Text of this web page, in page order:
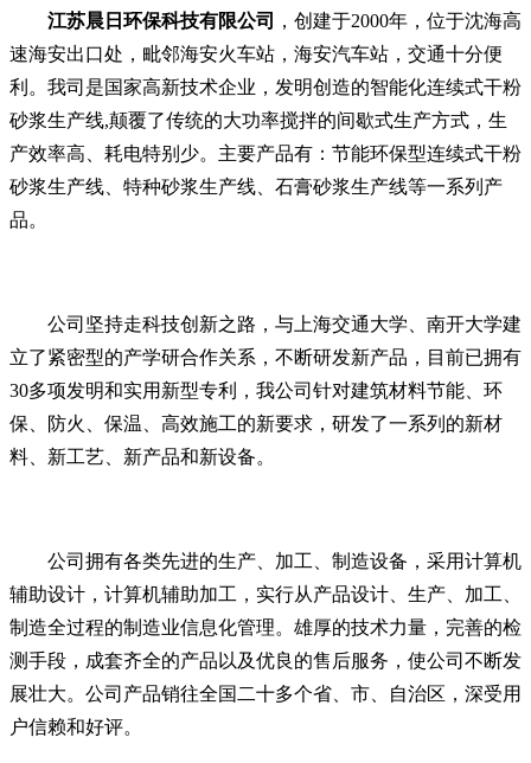
江苏晨日环保科技有限公司
，创建于2000年，位于沈海高
速海安出口处，毗邻海安火车站，海安汽车站，交通十分便
利。我司是国家高新技术企业，发明创造的智能化连续式干粉
砂浆生产线,颠覆了传统的大功率搅拌的间歇式生产方式，生
产效率高、耗电特别少。主要产品有：节能环保型连续式干粉
砂浆生产线、特种砂浆生产线、石膏砂浆生产线等一系列产
品。
公司坚持走科技创新之路，与上海交通大学、南开大学建
立了紧密型的产学研合作关系，不断研发新产品，目前已拥有
30多项发明和实用新型专利，我公司针对建筑材料节能、环
保、防火、保温、高效施工的新要求，研发了一系列的新材
料、新工艺、新产品和新设备。
公司拥有各类先进的生产、加工、制造设备，采用计算机
辅助设计，计算机辅助加工，实行从产品设计、生产、加工、
制造全过程的制造业信息化管理。雄厚的技术力量，完善的检
测手段，成套齐全的产品以及优良的售后服务，使公司不断发
展壮大。公司产品销往全国二十多个省、市、自治区，深受用
户信赖和好评。